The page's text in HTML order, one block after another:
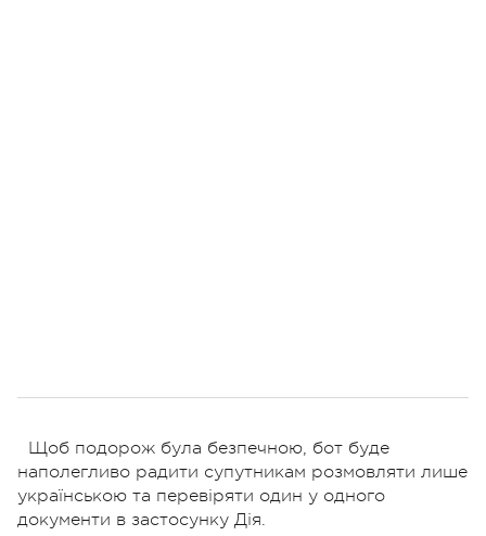
Щоб подорож була безпечною, бот буде
наполегливо радити супутникам розмовляти лише
українською та перевіряти один у одного
документи в застосунку Дія.